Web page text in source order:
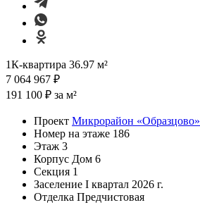
1К-квартира 36.97 м²
7 064 967 ₽
191 100 ₽ за м²
Проект Микрорайон «Образцово»
Номер на этаже 186
Этаж 3
Корпус Дом 6
Секция 1
Заселение I квартал 2026 г.
Отделка Предчистовая